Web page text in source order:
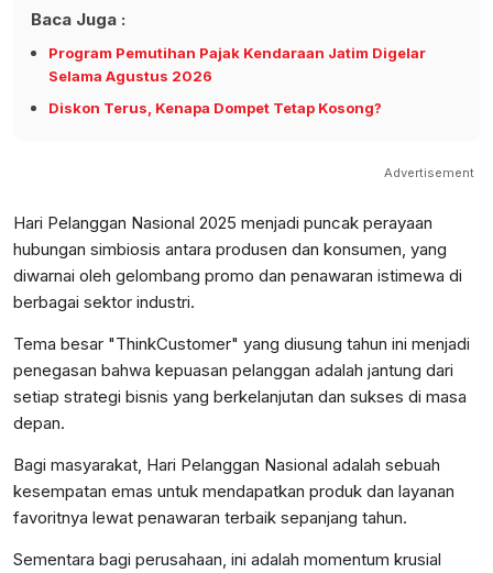
Baca Juga :
Program Pemutihan Pajak Kendaraan Jatim Digelar
Selama Agustus 2026
Diskon Terus, Kenapa Dompet Tetap Kosong?
Advertisement
Hari Pelanggan Nasional 2025 menjadi puncak perayaan
hubungan simbiosis antara produsen dan konsumen, yang
diwarnai oleh gelombang promo dan penawaran istimewa di
berbagai sektor industri.
Tema besar "ThinkCustomer" yang diusung tahun ini menjadi
penegasan bahwa kepuasan pelanggan adalah jantung dari
setiap strategi bisnis yang berkelanjutan dan sukses di masa
depan.
Bagi masyarakat, Hari Pelanggan Nasional adalah sebuah
kesempatan emas untuk mendapatkan produk dan layanan
favoritnya lewat penawaran terbaik sepanjang tahun.
Sementara bagi perusahaan, ini adalah momentum krusial